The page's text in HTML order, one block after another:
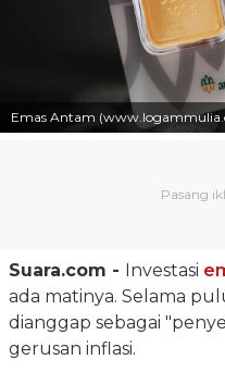
Emas Antam
Suara.com - Investasi
ada matinya. Selama
dianggap sebagai
gerusan inflasi.